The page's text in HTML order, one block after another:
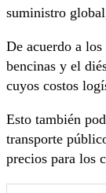
suministro
De acuerdo a
bencinas y el
cuyos costos
Esto también
transporte
precios para los